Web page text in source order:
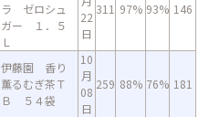
ラ ゼロシュ
ガー １．５
Ｌ
22
日
311 97% 93% 146
伊藤園 香り
薫るむぎ茶Ｔ
Ｂ ５４袋
10
月
08
日
259 88% 76% 181